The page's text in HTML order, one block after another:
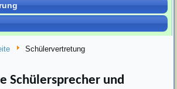
Schülervertretung
Schülersprecher und